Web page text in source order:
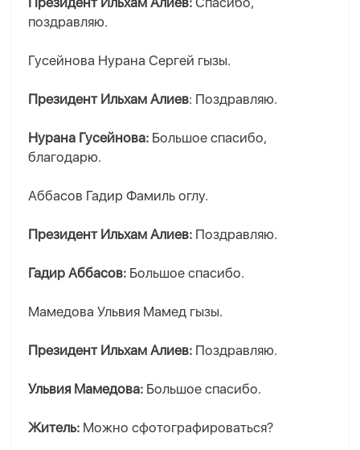
поздравляю.
Гусейнова Нурана Сергей гызы.
Президент Ильхам Алиев: Поздравляю.
Нурана Гусейнова: Большое спасибо,
благодарю.
Аббасов Гадир Фамиль оглу.
Президент Ильхам Алиев: Поздравляю.
Гадир Аббасов: Большое спасибо.
Мамедова Ульвия Мамед гызы.
Президент Ильхам Алиев: Поздравляю.
Ульвия Мамедова: Большое спасибо.
Житель: Можно сфотографироваться?